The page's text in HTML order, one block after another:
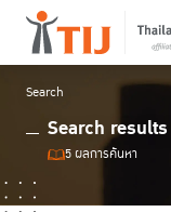
Search
Search
5 ผลการค้นหา